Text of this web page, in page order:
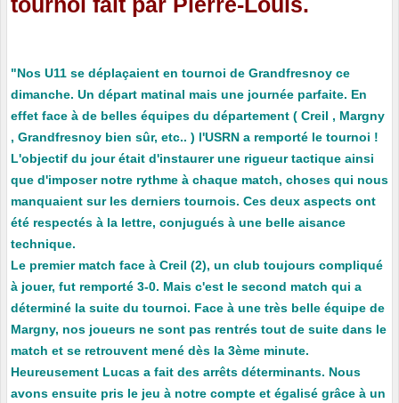
"Nos U11 se déplaçaient en tournoi de Grandfresnoy ce
dimanche. Un départ matinal mais une journée parfaite. En
effet face à de belles équipes du département ( Creil , Margny
, Grandfresnoy bien sûr, etc.. ) l'USRN a remporté le tournoi !
L'objectif du jour était d'instaurer une rigueur tactique ainsi
que d'imposer notre rythme à chaque match, choses qui nous
manquaient sur les derniers tournois. Ces deux aspects ont
été respectés à la lettre, conjugués à une belle aisance
technique.
Le premier match face à Creil (2), un club toujours compliqué
à jouer, fut remporté 3-0. Mais c'est le second match qui a
déterminé la suite du tournoi. Face à une très belle équipe de
Margny, nos joueurs ne sont pas rentrés tout de suite dans le
match et se retrouvent mené dès la 3ème minute.
Heureusement Lucas a fait des arrêts déterminants. Nous
avons ensuite pris le jeu à notre compte et égalisé grâce à un